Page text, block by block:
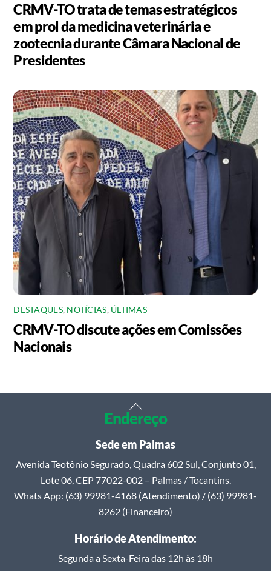
CRMV-TO trata de temas estratégicos
em prol da medicina veterinária e
zootecnia durante Câmara Nacional de
Presidentes
DESTAQUES, NOTÍCIAS, ÚLTIMAS
CRMV-TO discute ações em Comissões
Nacionais
Back
To
Top
Endereço
Sede em Palmas
Avenida Teotônio Segurado, Quadra 602 Sul, Conjunto 01,
Lote 06, CEP 77022-002 – Palmas / Tocantins.
Whats App: (63) 99981-4168 (Atendimento) / (63) 99981-
8262 (Financeiro)
Horário de Atendimento:
Segunda a Sexta-Feira das 12h às 18h